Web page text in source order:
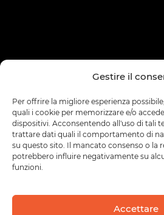
Gestire il
Per offrire la migliore esperienza
quali i cookie per memorizzare e/o
dispositivi. Acconsentendo all'uso di tali
trattare dati quali il comportamento di
su questo sito. Il mancato consenso o la
potrebbero influire negativamente su
funzioni.
Accettare